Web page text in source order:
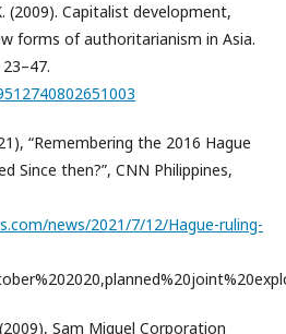
(2009). Capitalist development,
forms of authoritarianism in Asia.
“Remembering the 2016 Hague
Since then?”, CNN Philippines,
news/2021/7/12/Hague-ruling-
Sam Miguel Corporation